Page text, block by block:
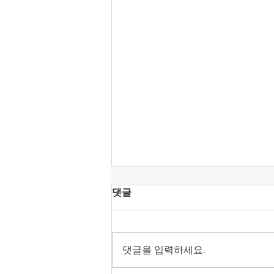
[공언련 성명] KBS 진미위에
선됐다. 언론노조가 민주당이 추천
한 오태규 이사를 그렇게 공격하더
댓글
댓글을 입력하세요.